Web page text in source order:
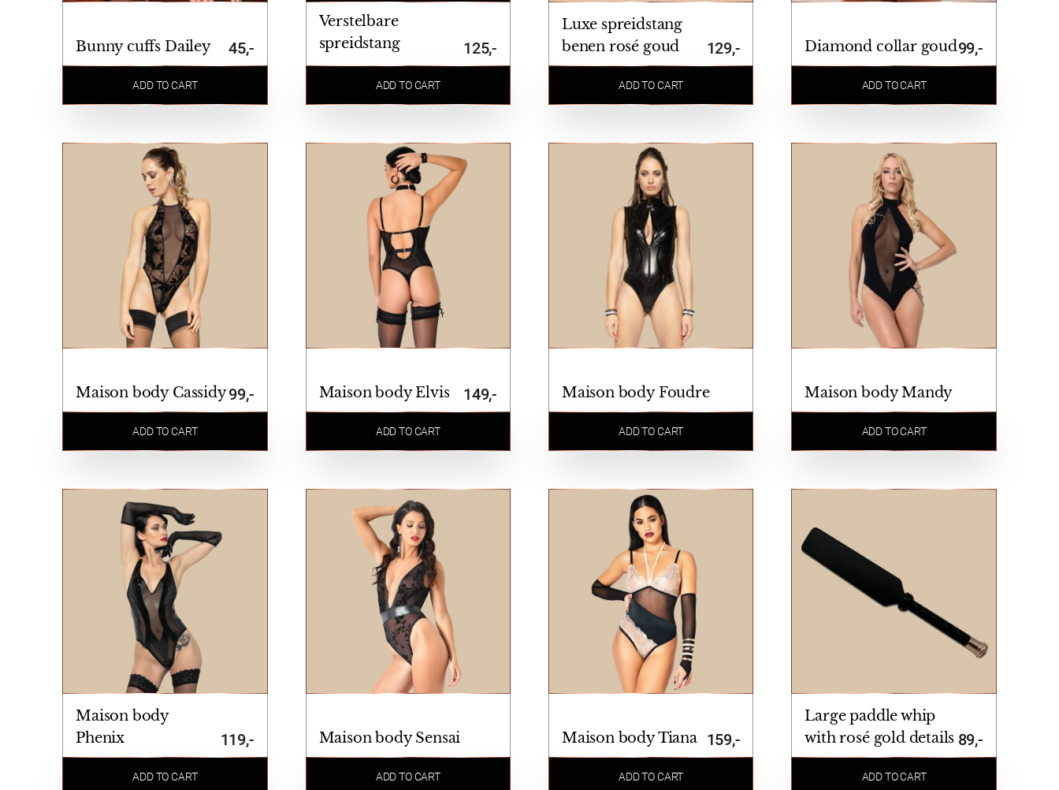
Bunny cuffs Dailey 45,-
ADD TO CART
Verstelbare
spreidstang
Aurorius
125,-
ADD TO CART
Luxe spreidstang
benen rosé goud
129,-
ADD TO CART
Diamond collar goud99,-
ADD TO CART
Maison body Cassidy99,-
ADD TO CART
Maison body Elvis 149,-
ADD TO CART
Maison body Foudre
ADD TO CART
Maison body Mandy
ADD TO CART
Maison body
Phenix
119,-
ADD TO CART
Maison body Sensai
ADD TO CART
Maison body Tiana 159,-
ADD TO CART
Large paddle whip
with rosé gold details 89,-
ADD TO CART